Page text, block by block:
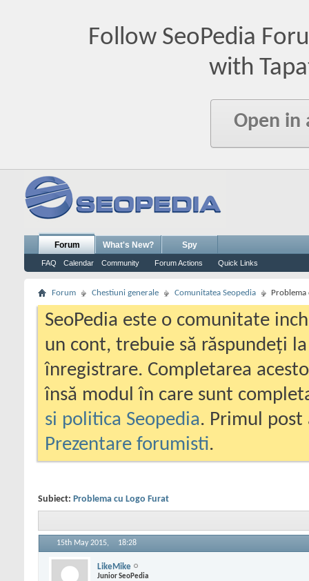
Follow SeoPedia
with
Open in
Forum
FAQ Calendar Community Forum Actions Quick Links
What's New? Spy
Forum Chestiuni generale Comunitatea Seopedia Problema
SeoPedia este o comunitate
un cont, trebuie să răspundeți
înregistrare. Completarea
însă modul în care sunt
si politica Seopedia. Primul
Prezentare forumisti.
Subiect: Problema cu Logo Furat
15th May 2015, 18:28
LikeMike
Junior SeoPedia